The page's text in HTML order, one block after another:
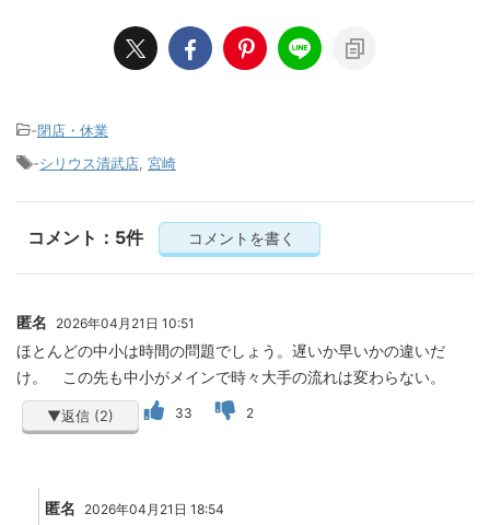
-閉店・休業
-シリウス清武店 宮崎
コメント：5件 コメントを書く
匿名 2026年04月21日 10:51
ほとんどの中小は時間の問題でしょう。遅いか早いかの違いだ
け。 この先も中小がメインで時々大手の流れは変わらない。
▼返信 (2) 33 2
匿名 2026年04月21日 18:54